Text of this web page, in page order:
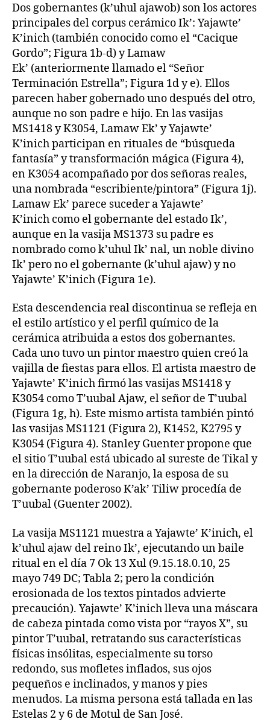
Dos gobernantes (k’uhul ajawob) son los actores
principales del corpus cerámico Ik’: Yajawte’
K’inich (también conocido como el “Cacique
Gordo”; Figura 1b-d) y Lamaw
Ek’ (anteriormente llamado el “Señor
Terminación Estrella”; Figura 1d y e). Ellos
parecen haber gobernado uno después del otro,
aunque no son padre e hijo. En las vasijas
MS1418 y K3054, Lamaw Ek’ y Yajawte’
K’inich participan en rituales de “búsqueda
fantasía” y transformación mágica (Figura 4),
en K3054 acompañado por dos señoras reales,
una nombrada “escribiente/pintora” (Figura 1j).
Lamaw Ek’ parece suceder a Yajawte’
K’inich como el gobernante del estado Ik’,
aunque en la vasija MS1373 su padre es
nombrado como k’uhul Ik’ nal, un noble divino
Ik’ pero no el gobernante (k’uhul ajaw) y no
Yajawte’ K’inich (Figura 1e).
Esta descendencia real discontinua se refleja en
el estilo artístico y el perfil químico de la
cerámica atribuida a estos dos gobernantes.
Cada uno tuvo un pintor maestro quien creó la
vajilla de fiestas para ellos. El artista maestro de
Yajawte’ K’inich firmó las vasijas MS1418 y
K3054 como T’uubal Ajaw, el señor de T’uubal
(Figura 1g, h). Este mismo artista también pintó
las vasijas MS1121 (Figura 2), K1452, K2795 y
K3054 (Figura 4). Stanley Guenter propone que
el sitio T’uubal está ubicado al sureste de Tikal y
en la dirección de Naranjo, la esposa de su
gobernante poderoso K’ak’ Tiliw procedía de
T’uubal (Guenter 2002).
La vasija MS1121 muestra a Yajawte’ K’inich, el
k’uhul ajaw del reino Ik’, ejecutando un baile
ritual en el día 7 Ok 13 Xul (9.15.18.0.10, 25
mayo 749 DC; Tabla 2; pero la condición
erosionada de los textos pintados advierte
precaución). Yajawte’ K’inich lleva una máscara
de cabeza pintada como vista por “rayos X”, su
pintor T’uubal, retratando sus características
físicas insólitas, especialmente su torso
redondo, sus mofletes inflados, sus ojos
pequeños e inclinados, y manos y pies
menudos. La misma persona está tallada en las
Estelas 2 y 6 de Motul de San José.